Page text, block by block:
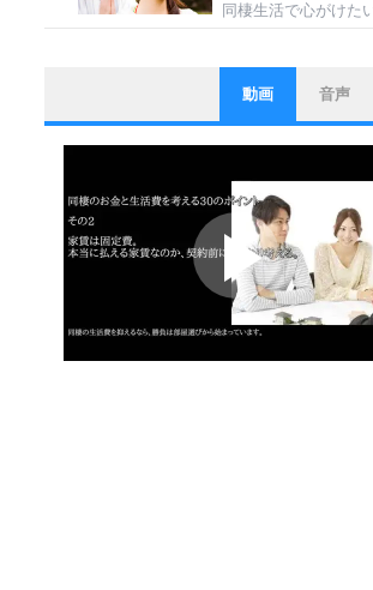
同棲生活で心がけた
1
ストレス対策
他人と比べない
いっそのこと、
プラス思考
ポジティブにな
しないから。
ポジティブ思考にな
3
ストレス対策
動画 音声